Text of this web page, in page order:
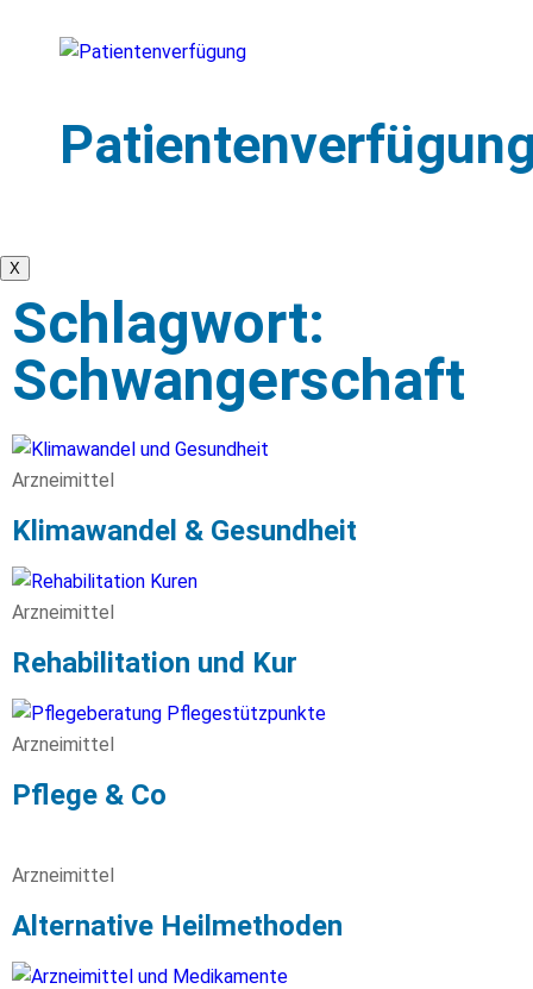
X
Schlagwort:
Schwangerschaft
Arzneimittel
Klimawandel & Gesundheit
Arzneimittel
Rehabilitation und Kur
Arzneimittel
Pflege & Co
Arzneimittel
Alternative Heilmethoden